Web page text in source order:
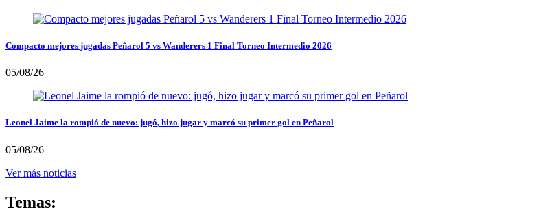
Compacto mejores jugadas Peñarol 5 vs Wanderers 1 Final Torneo Intermedio 2026
05/08/26
Leonel Jaime la rompió de nuevo: jugó, hizo jugar y marcó su primer gol en Peñarol
05/08/26
Ver más noticias
Temas: